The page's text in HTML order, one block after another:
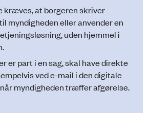
kræves, at borgeren skriver
myndigheden eller anvender en
uden hjemmel i
er part i en sag, skal have direkte
ved e-mail i den digitale
myndigheden træffer afgørelse.